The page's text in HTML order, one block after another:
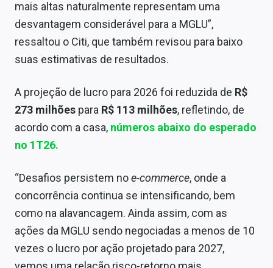
mais altas naturalmente representam uma
desvantagem considerável para a MGLU”,
ressaltou o Citi, que também revisou para baixo
suas estimativas de resultados.
A projeção de lucro para 2026 foi reduzida de R$
273 milhões para R$ 113 milhões, refletindo, de
acordo com a casa, números abaixo do esperado
no 1T26.
“Desafios persistem noe-commerce, onde a
concorrência continua se intensificando, bem
como na alavancagem. Ainda assim, com as
ações da MGLU sendo negociadas a menos de 10
vezes o lucro por ação projetado para 2027,